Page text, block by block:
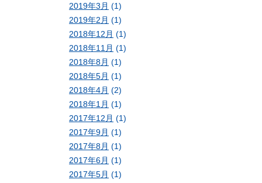
2019年3月 (1)
2019年2月 (1)
2018年12月 (1)
2018年11月 (1)
2018年8月 (1)
2018年5月 (1)
2018年4月 (2)
2018年1月 (1)
2017年12月 (1)
2017年9月 (1)
2017年8月 (1)
2017年6月 (1)
2017年5月 (1)